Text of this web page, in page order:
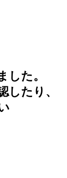
した。
したり、